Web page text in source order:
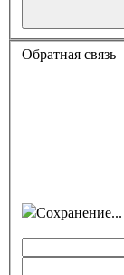
Обратная связь
Сохранение...